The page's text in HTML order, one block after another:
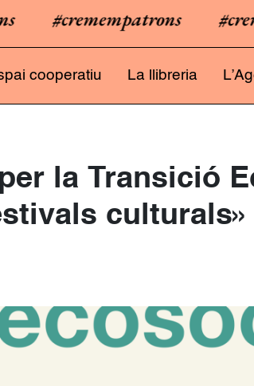
#cremempatrons
cooperatiu La llibreria
la Transició
culturals»